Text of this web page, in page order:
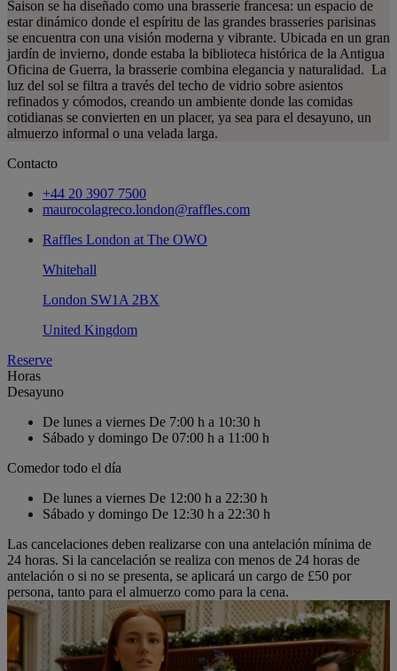
Saison se ha diseñado como una brasserie francesa: un espacio de
estar dinámico donde el espíritu de las grandes brasseries parisinas
se encuentra con una visión moderna y vibrante. Ubicada en un gran
jardín de invierno, donde estaba la biblioteca histórica de la Antigua
Oficina de Guerra, la brasserie combina elegancia y naturalidad. La
luz del sol se filtra a través del techo de vidrio sobre asientos
refinados y cómodos, creando un ambiente donde las comidas
cotidianas se convierten en un placer, ya sea para el desayuno, un
almuerzo informal o una velada larga.
Contacto
+44 20 3907 7500
maurocolagreco.london@raffles.com
Raffles London at The OWO
Whitehall
London SW1A 2BX
United Kingdom
Reserve
Horas
Desayuno
De lunes a viernes De 7:00 h a 10:30 h
Sábado y domingo De 07:00 h a 11:00 h
Comedor todo el día
De lunes a viernes De 12:00 h a 22:30 h
Sábado y domingo De 12:30 h a 22:30 h
Las cancelaciones deben realizarse con una antelación mínima de
24 horas. Si la cancelación se realiza con menos de 24 horas de
antelación o si no se presenta, se aplicará un cargo de £50 por
persona, tanto para el almuerzo como para la cena.